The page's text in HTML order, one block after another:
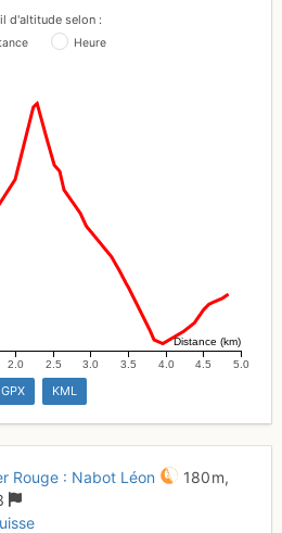
d'altitude selon :
Heure
2.0 2.5 3.0 3.5 4.0 4.5 5.0
Distance (km)
GPX KML
Rouge : Nabot Léon
180 m,